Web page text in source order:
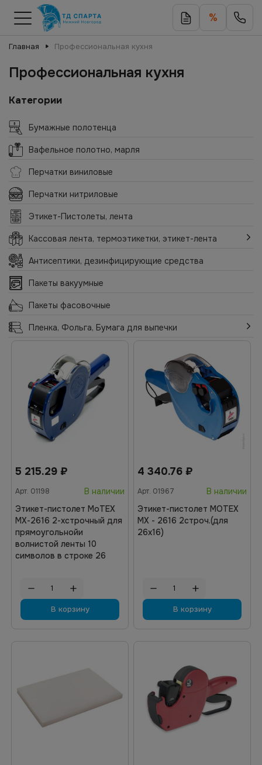
%
Главная Профессиональная кухня
Профессиональная кухня
Категории
Бумажные полотенца
Вафельное полотно, марля
Перчатки виниловые
Перчатки нитриловые
Этикет-Пистолеты, лента
Кассовая лента, термоэтикетки, этикет-лента
Антисептики, дезинфицирующие средства
Пакеты вакуумные
Пакеты фасовочные
Пленка, Фольга, Бумага для выпечки
5 215.29 ₽
Арт. 01198
В наличии
Этикет-пистолет МоТЕХ
MX-2616 2-хстрочный для
прямоугольнойи
волнистой ленты 10
символов в строке 26
В корзину
4 340.76 ₽
Арт. 01967
В наличии
Этикет-пистолет MOTEX
МХ - 2616 2строч.(для
26х16)
В корзину